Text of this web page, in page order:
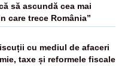
să ascundă cea mai
care trece România”
cu mediul de afaceri
taxe și reformele fiscale